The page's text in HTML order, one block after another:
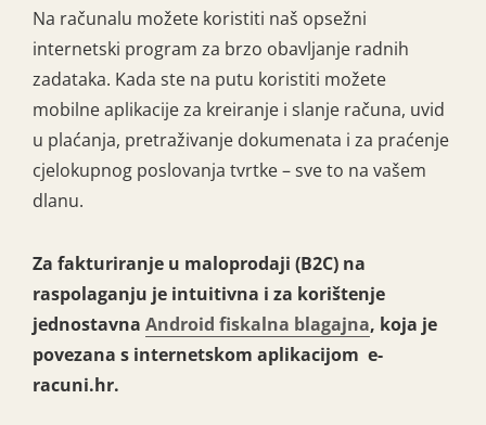
Na računalu možete koristiti naš opsežni
internetski program za brzo obavljanje radnih
zadataka. Kada ste na putu koristiti možete
mobilne aplikacije za kreiranje i slanje računa, uvid
u plaćanja, pretraživanje dokumenata i za praćenje
cjelokupnog poslovanja tvrtke – sve to na vašem
dlanu.
Za fakturiranje u maloprodaji (B2C) na
raspolaganju je intuitivna i za korištenje
jednostavna Android fiskalna blagajna, koja je
povezana s internetskom aplikacijom e-
racuni.hr.